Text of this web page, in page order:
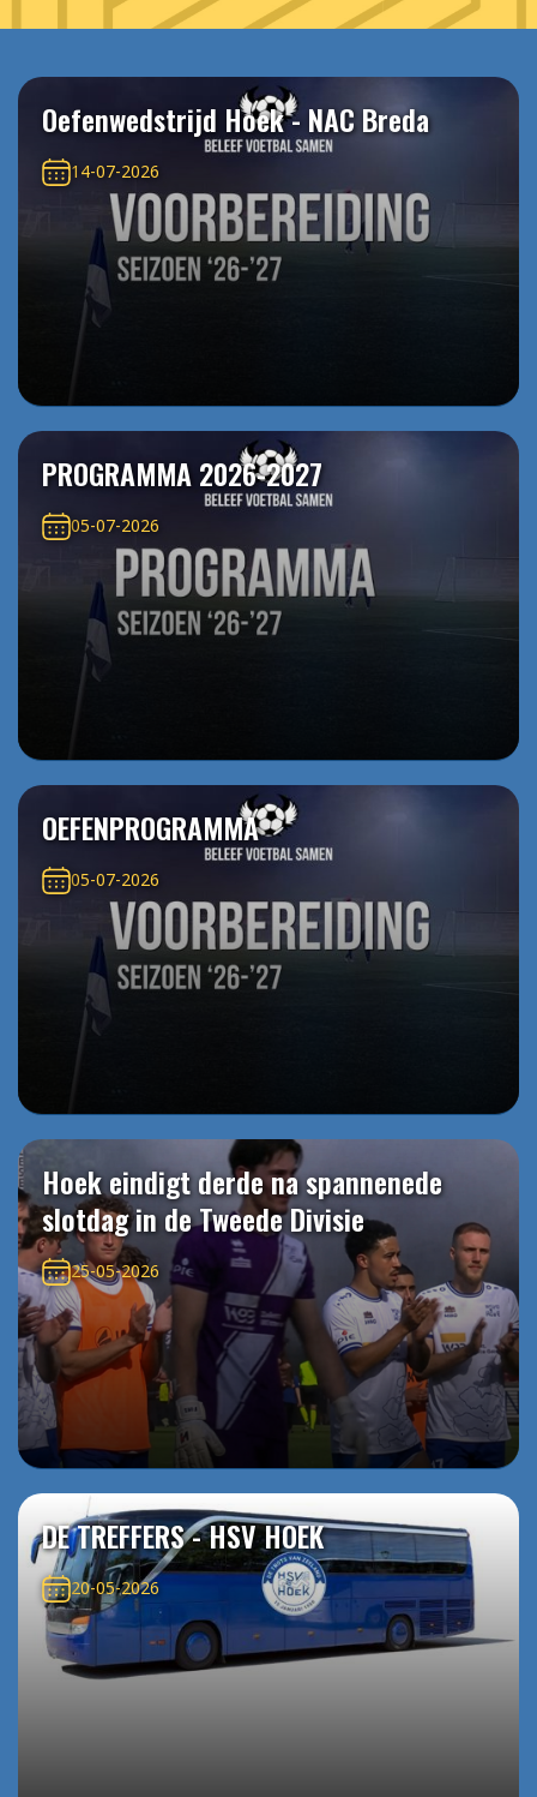
Oefenwedstrijd Hoek - NAC Breda
14-07-2026
PROGRAMMA 2026-2027
05-07-2026
OEFENPROGRAMMA
05-07-2026
Hoek eindigt derde na spannenede
slotdag in de Tweede Divisie
25-05-2026
DE TREFFERS - HSV HOEK
20-05-2026